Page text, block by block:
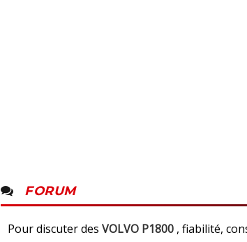
FORUM
Pour discuter des VOLVO P1800 , fiabilité,